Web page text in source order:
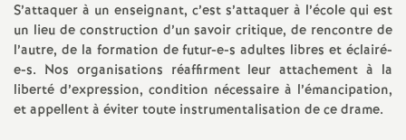
s
S’attaquer à un enseignant, c’est s’attaquer à l’école qui est
un lieu de construction d’un savoir critique, de rencontre de
l’autre, de la formation de futur-e-s adultes libres et éclairé-
e-s. Nos organisations réaffirment leur attachement à la
liberté d’expression, condition nécessaire à l’émancipation,
et appellent à éviter toute instrumentalisation de ce drame.